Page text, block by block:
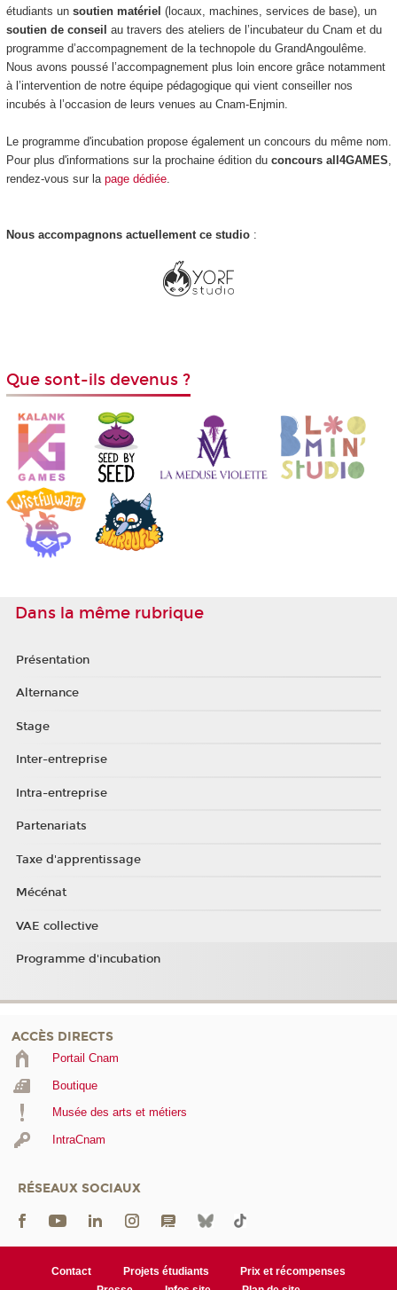
étudiants un soutien matériel (locaux, machines, services de base), un
soutien de conseil au travers des ateliers de l’incubateur du Cnam et du
programme d’accompagnement de la technopole du GrandAngoulême.
Nous avons poussé l’accompagnement plus loin encore grâce notamment
à l’intervention de notre équipe pédagogique qui vient conseiller nos
incubés à l’occasion de leurs venues au Cnam-Enjmin.
Le programme d'incubation propose également un concours du même nom.
Pour plus d'informations sur la prochaine édition du concours all4GAMES
rendez-vous sur la page dédiée.
Nous accompagnons actuellement ce studio:
Que sont-ils devenus ?
Dans la même rubrique
Présentation
Alternance
Stage
Inter-entreprise
Intra-entreprise
Partenariats
Taxe d'apprentissage
Mécénat
VAE collective
Programme d'incubation
ACCÈS DIRECTS
Portail Cnam
Boutique
Musée des arts et métiers
IntraCnam
RÉSEAUX SOCIAUX
Contact Projets étudiants
Prix et récompenses